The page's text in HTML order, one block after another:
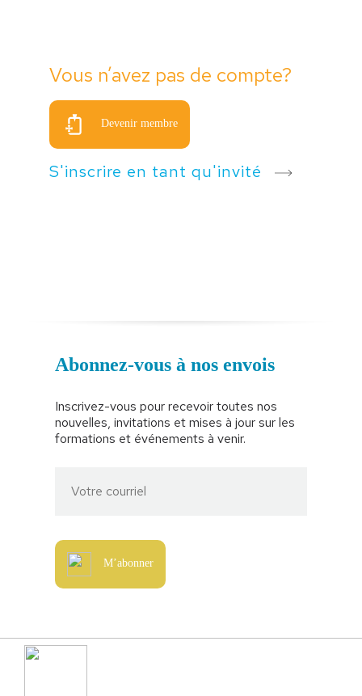
Vous n’avez pas de compte?
Devenir membre
S'inscrire en tant qu'invité
Abonnez-vous à nos envois
Inscrivez-vous pour recevoir toutes nos
nouvelles, invitations et mises à jour sur les
formations et événements à venir.
M’abonner